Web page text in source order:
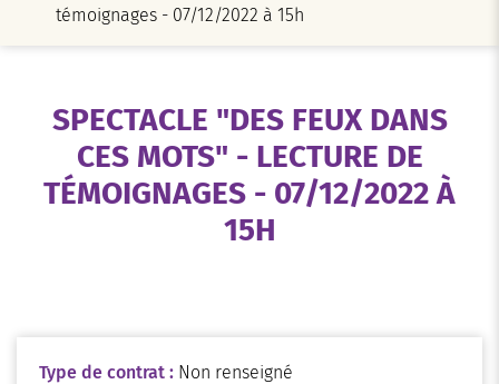
témoignages - 07/12/2022 à 15h
SPECTACLE "DES FEUX DANS
CES MOTS" - LECTURE DE
TÉMOIGNAGES - 07/12/2022 À
15H
Type de contrat : Non renseigné